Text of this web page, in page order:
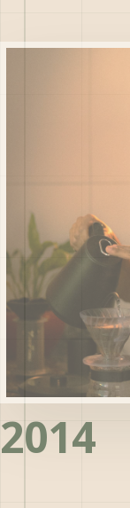
2014